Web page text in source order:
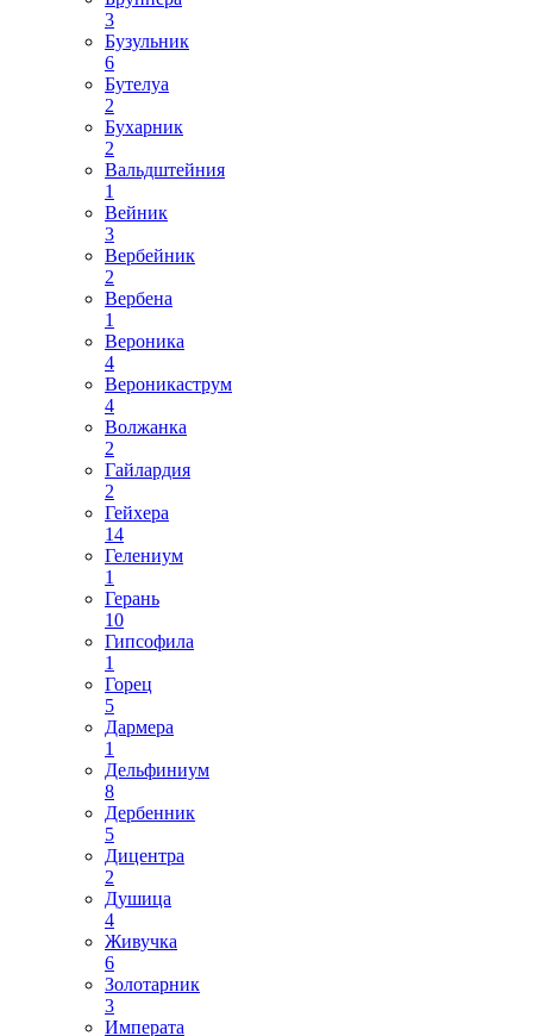
3
Бузульник
6
Бутелуа
2
Бухарник
2
Вальдштейния
1
Вейник
3
Вербейник
2
Вербена
1
Вероника
4
Вероникаструм
4
Волжанка
2
Гайлардия
2
Гейхера
14
Гелениум
1
Герань
10
Гипсофила
1
Горец
5
Дармера
1
Дельфиниум
8
Дербенник
5
Дицентра
2
Душица
4
Живучка
6
Золотарник
3
Императа